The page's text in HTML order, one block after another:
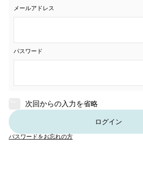
メールアドレス
パスワード
次回からの入力を省略
ログイン
パスワードをお忘れの方